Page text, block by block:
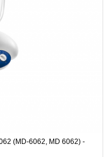
(MD-6062, MD 6062) -